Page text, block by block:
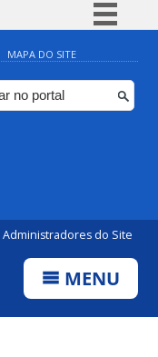
Simplifique!
Comunica BR
Participe
MAPA DO SITE
Administradores do Site
MENU